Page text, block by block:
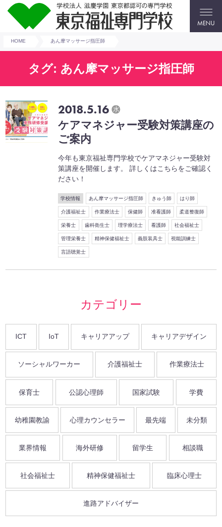
MENU
HOME あん摩マッサージ指圧師
タグ: あん摩マッサージ指圧師
2018.5.16 水
ケアマネジャー受験対策講座の
ご案内
今年も東京福祉専門学校でケアマネジャー受験対
策講座を開催します。 詳しくはこちらをご確認く
ださい！
学校情報 あん摩マッサージ指圧師 きゅう師 はり師
介護福祉士 作業療法士 保健師 准看護師 柔道整復師
栄養士 歯科衛生士 理学療法士 看護師 社会福祉士
管理栄養士 精神保健福祉士 義肢装具士 視能訓練士
言語聴覚士
カテゴリー
ICT IoT キャリアアップ キャリアデザイン
ソーシャルワーカー 介護福祉士 作業療法士
保育士 公認心理師 国家試験 学費
幼稚園教諭 心理カウンセラー 最先端 未分類
業界情報 海外研修 留学生 相談職
社会福祉士 精神保健福祉士 臨床心理士
進路アドバイザー